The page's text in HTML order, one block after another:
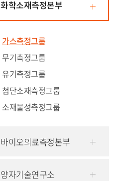
화학소재측정본부
가스측정그룹
무기측정그룹
유기측정그룹
첨단소재측정그룹
소재물성측정그룹
바이오의료측정본부
양자기술연구소